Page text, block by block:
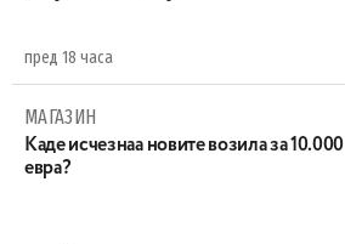
пред 18 часа
МАГАЗИН
Каде исчезнаа новите возила за 10.000
евра?